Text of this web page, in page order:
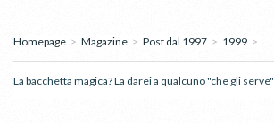
Homepage > Magazine > Post dal 1997 > 1999 >
La bacchetta magica? La darei a qualcuno "che gli serve"